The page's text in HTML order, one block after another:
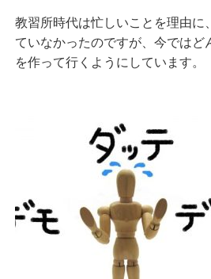
教習所時代は忙しいことを理由に
ていなかったのですが、今ではど
を作って行くようにしています。